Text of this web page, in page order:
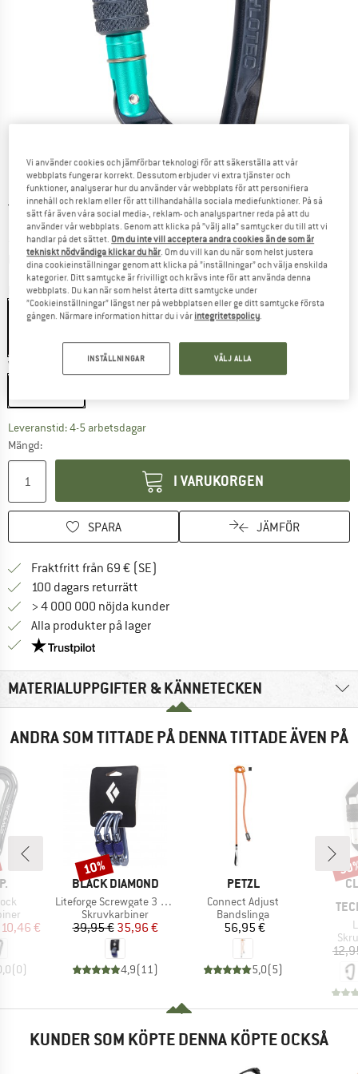
Ursprungligt pris :
13,95€
Pris:
12,56€ inkl. moms
KR137,48
plus fraktkostnaderInformation om fraktkostnader. Öppnas i en inforuta
Färg:Anthracite / Aquamarine
10% 10%
Variant: Screw Gate
Leveranstid: 4-5 arbetsdagarLänken öppnas i en inforuta och innehåller
Mängd:
I VARUKORGEN
SPARA JÄMFÖR
Fraktfritt från 69 € (SE)
100 dagars returrätt
> 4 000 000 nöjda kunder
Alla produkter på lager
Trust Pilot-garanti - hitta all information här!
MATERIALUPPGIFTER & KÄNNETECKEN
ANDRA SOM TITTADE PÅ DENNA TITTADE ÄVEN PÅ
pris
10,46 €
(0)
VARUMÄRKE
BLACK DIAMOND
Produkter
Liteforge Screwgate 3 Pack
Produktgrupp
Skruvkarbiner
Pris
39,95 €Reducerat pris
35,96 €
4,9( 11)
Rabatt
10%
VARUMÄRKE
PETZL
Produkter
Connect Adjust
Produktgrupp
Bandslinga
Pris
56,95 €
5,0(5)
KUNDER SOM KÖPTE DENNA KÖPTE OCKSÅ
Vi använder cookies och jämförbar teknologi för att säkerställa att vår
webbplats fungerar korrekt. Dessutom erbjuder vi extra tjänster och
funktioner, analyserar hur du använder vår webbplats för att personifiera
innehåll och reklam eller för att tillhandahålla sociala mediefunktioner. På så
sätt får även våra social media-, reklam- och analyspartner reda på att du
använder vår webbplats. Genom att klicka på ”välj alla” samtycker du till att vi
handlar på det sättet. Om du inte vill acceptera andra cookies än de som är
tekniskt nödvändiga klickar du här. Om du vill kan du när som helst justera
dina cookieinställningar genom att klicka på ”inställningar” och välja enskilda
kategorier. Ditt samtycke är frivilligt och krävs inte för att använda denna
webbplats. Du kan när som helst återta ditt samtycke under
”Cookieinställningar” längst ner på webbplatsen eller ge ditt samtycke första
gången. Närmare information hittar du i vår integritetspolicy.
INSTÄLLNINGAR VÄLJ ALLA